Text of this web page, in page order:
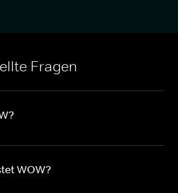
Fragen
WOW?